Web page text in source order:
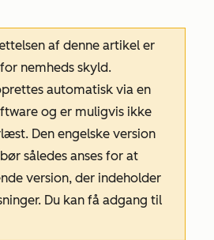
af denne artikel er
nemheds skyld.
automatisk via en
og er muligvis ikke
Den engelske version
således anses for at
version, der indeholder
Du kan få adgang til